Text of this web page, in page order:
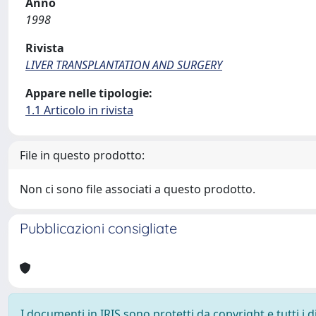
1998
Rivista
LIVER TRANSPLANTATION AND SURGERY
Appare nelle tipologie:
1.1 Articolo in rivista
File in questo prodotto:
Non ci sono file associati a questo prodotto.
Pubblicazioni consigliate